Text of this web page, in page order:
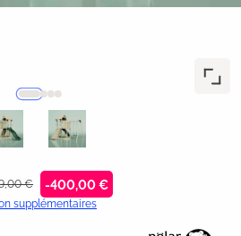
€ -400,00 €
supplémentaires